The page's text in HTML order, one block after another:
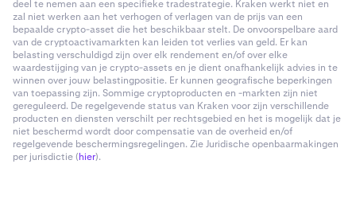
deel te nemen aan een specifieke tradestrategie. Kraken werkt niet en
zal niet werken aan het verhogen of verlagen van de prijs van een
bepaalde crypto-asset die het beschikbaar stelt. De onvoorspelbare aard
van de cryptoactivamarkten kan leiden tot verlies van geld. Er kan
belasting verschuldigd zijn over elk rendement en/of over elke
waardestijging van je crypto-assets en je dient onafhankelijk advies in te
winnen over jouw belastingpositie. Er kunnen geografische beperkingen
van toepassing zijn. Sommige cryptoproducten en -markten zijn niet
gereguleerd. De regelgevende status van Kraken voor zijn verschillende
producten en diensten verschilt per rechtsgebied en het is mogelijk dat je
niet beschermd wordt door compensatie van de overheid en/of
regelgevende beschermingsregelingen. Zie Juridische openbaarmakingen
per jurisdictie (hier).